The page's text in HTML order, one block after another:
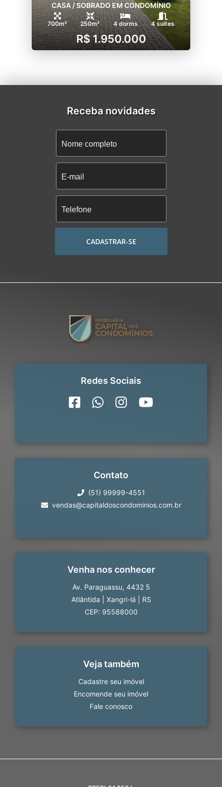
CASA / SOBRADO EM CONDOMÍNIO
700m² 250m² 4 dorms 4 suítes
R$ 1.950.000
Receba novidades
CADASTRAR-SE
Redes Sociais
Contato
(51) 99999-4551
vendas@capitaldoscondominios.com.br
Venha nos conhecer
Av. Paraguassu, 4432 5
Atlântida
Xangri-lá
RS
CEP: 95588000
Veja também
Cadastre seu imóvel
Encomende seu imóvel
Fale conosco